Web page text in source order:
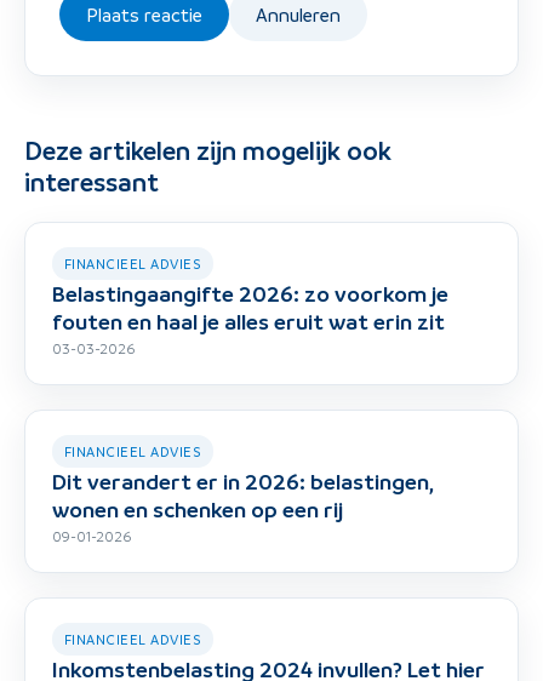
Plaats reactie Annuleren
Deze artikelen zijn mogelijk ook
interessant
FINANCIEEL ADVIES
Belastingaangifte 2026: zo voorkom je
fouten en haal je alles eruit wat erin zit
03-03-2026
FINANCIEEL ADVIES
Dit verandert er in 2026: belastingen,
wonen en schenken op een rij
09-01-2026
FINANCIEEL ADVIES
Inkomstenbelasting 2024 invullen? Let hier